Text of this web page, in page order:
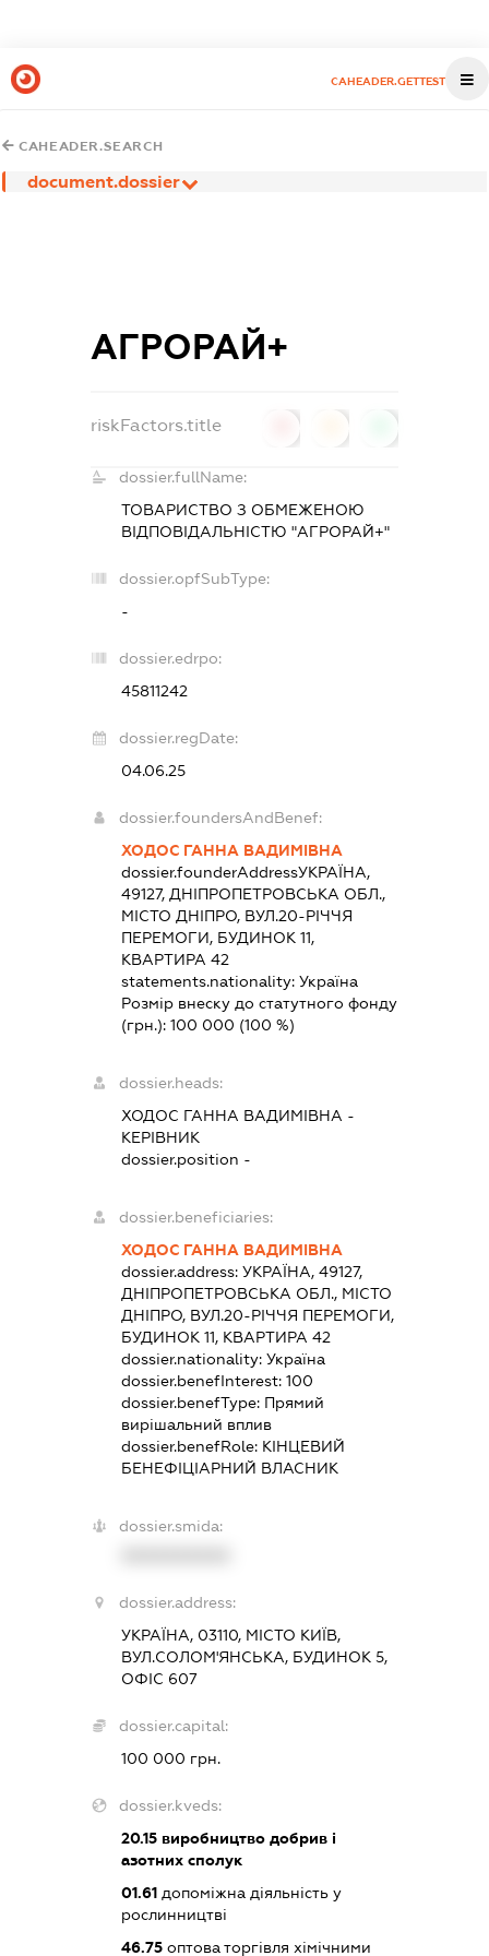
CAHEADER.GETTEST
CAHEADER.SEARCH
document.dossier
АГРОРАЙ+
riskFactors.title
dossier.fullName:
ТОВАРИСТВО З ОБМЕЖЕНОЮ
ВІДПОВІДАЛЬНІСТЮ "АГРОРАЙ+"
dossier.opfSubType:
-
dossier.edrpo:
45811242
dossier.regDate:
04.06.25
dossier.foundersAndBenef:
ХОДОС ГАННА ВАДИМІВНА
dossier.founderAddressУКРАЇНА,
49127, ДНІПРОПЕТРОВСЬКА ОБЛ.,
МІСТО ДНІПРО, ВУЛ.20-РІЧЧЯ
ПЕРЕМОГИ, БУДИНОК 11,
КВАРТИРА 42
statements.nationality: Україна
Розмір внеску до статутного фонду
(грн.): 100 000 (100 %)
dossier.heads:
ХОДОС ГАННА ВАДИМІВНА -
КЕРІВНИК
dossier.position -
dossier.beneficiaries:
ХОДОС ГАННА ВАДИМІВНА
dossier.address: УКРАЇНА, 49127,
ДНІПРОПЕТРОВСЬКА ОБЛ., МІСТО
ДНІПРО, ВУЛ.20-РІЧЧЯ ПЕРЕМОГИ,
БУДИНОК 11, КВАРТИРА 42
dossier.nationality: Україна
dossier.benefInterest: 100
dossier.benefType: Прямий
вирішальний вплив
dossier.benefRole: КІНЦЕВИЙ
БЕНЕФІЦІАРНИЙ ВЛАСНИК
dossier.smida:
dossier.address:
УКРАЇНА, 03110, МІСТО КИЇВ,
ВУЛ.СОЛОМ'ЯНСЬКА, БУДИНОК 5,
ОФІС 607
dossier.capital:
100 000 грн.
dossier.kveds:
20.15виробництво добрив і
азотних сполук
01.61допоміжна діяльність у
рослинництві
46.75оптова торгівля хімічними